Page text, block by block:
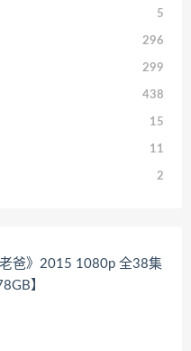
5
296
299
438
15
11
2
爸》2015 1080p 全38集
】